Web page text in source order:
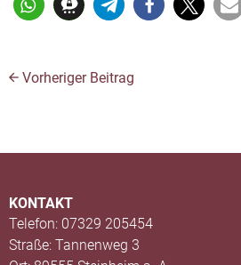
Vorheriger Beitrag
KONTAKT
Telefon: 07329 205454
Straße: Tannenweg 3